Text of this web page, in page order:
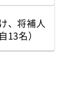
、将補人
名）